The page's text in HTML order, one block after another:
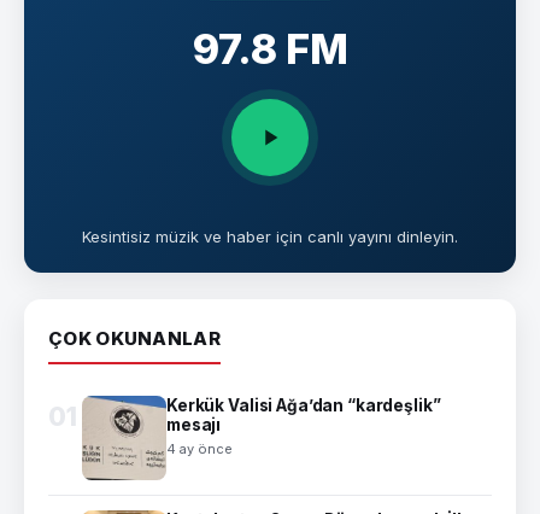
97.8 FM
Kesintisiz müzik ve haber için canlı yayını dinleyin.
ÇOK OKUNANLAR
01
Kerkük Valisi Ağa’dan “kardeşlik”
mesajı
4 ay önce